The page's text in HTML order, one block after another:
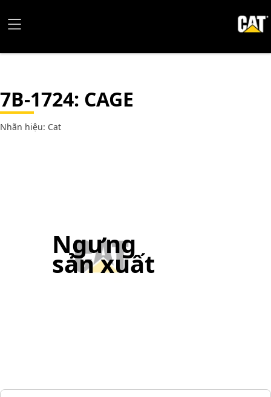
7B-1724: CAGE
Nhãn hiệu: Cat
Ngưng
sản xuất